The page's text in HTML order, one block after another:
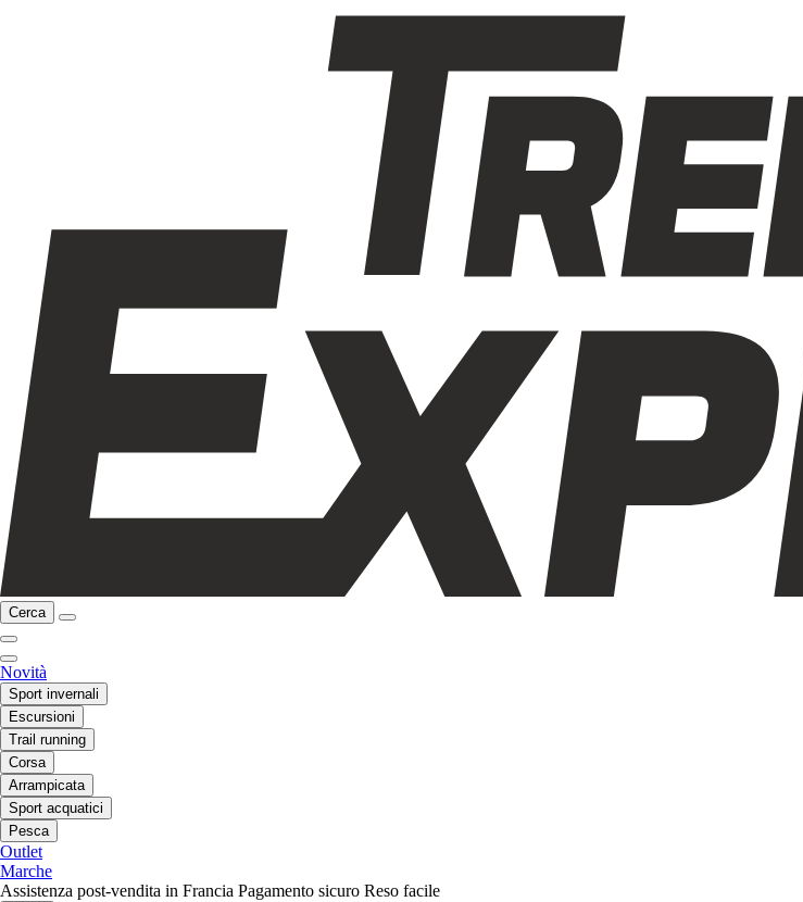
Cerca
Novità
Sport invernali
Escursioni
Trail running
Corsa
Arrampicata
Sport acquatici
Pesca
Outlet
Marche
Assistenza post-vendita in Francia Pagamento sicuro Reso facile